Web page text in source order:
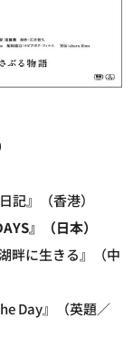
』（香港）
』（日本）
畔に生きる』（中
Day』（英題／